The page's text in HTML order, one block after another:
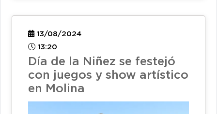
13/08/2024
13:20
Día de la Niñez se festejó
con juegos y show artístico
en Molina